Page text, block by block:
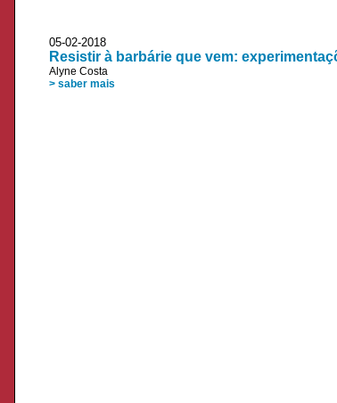
05-02-2018
Resistir à barbárie que vem:
Alyne Costa
> saber mais